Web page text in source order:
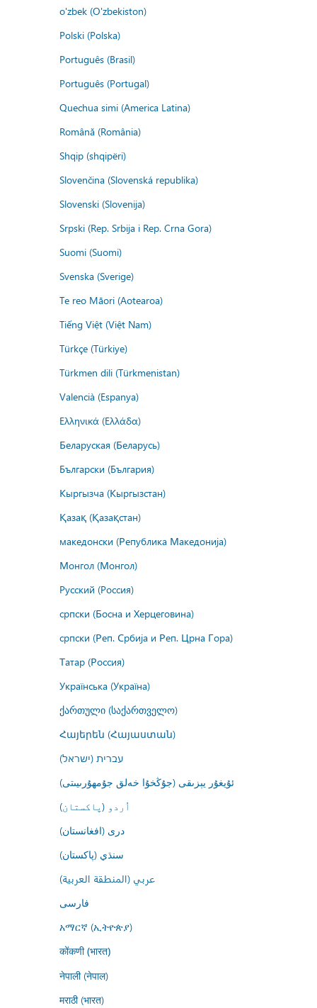
o'zbek (O'zbekiston)
Polski (Polska)
Português (Brasil)
Português (Portugal)
Quechua simi (America Latina)
Română (România)
Shqip (shqipëri)
Slovenčina (Slovenská republika)
Slovenski (Slovenija)
Srpski (Rep. Srbija i Rep. Crna Gora)
Suomi (Suomi)
Svenska (Sverige)
Te reo Māori (Aotearoa)
Tiếng Việt (Việt Nam)
Türkçe (Türkiye)
Türkmen dili (Türkmenistan)
Valencià (Espanya)
Ελληνικά (Ελλάδα)
Беларуская (Беларусь)
Български (България)
Кыргызча (Кыргызстан)
Қазақ (Қазақстан)
македонски (Република Македонија)
Монгол (Монгол)
Русский (Россия)
српски (Босна и Херцеговина)
српски (Реп. Србија и Реп. Црна Гора)
Татар (Россия)
Українська (Україна)
ქართული (საქართველო)
Հայերեն (Հայաստան)
עברית (ישראל)
ئۇيغۇر يېزىقى (جۇڭخۇا خەلق جۇمھۇرىيىتى)
اُردو (پاکستان)
درى (افغانستان)
سنڌي (پاکستان)
عربي (المنطقة العربية)
فارسى
አማርኛ (ኢትዮጵያ)
कोंकणी (भारत)
नेपाली (नेपाल)
मराठी (भारत)